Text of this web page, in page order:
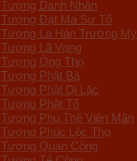
Tượng Danh Nhân
Tượng Đạt Ma Sư Tổ
Tượng La Hán Trường My
Tượng Lã Vọng
Tượng Ông Thọ
Tượng Phật Bà
Tượng Phật Di Lặc
Tượng Phật Tổ
Tượng Phu Thê Viên Mãn
Tượng Phúc Lộc Thọ
Tượng Quan Công